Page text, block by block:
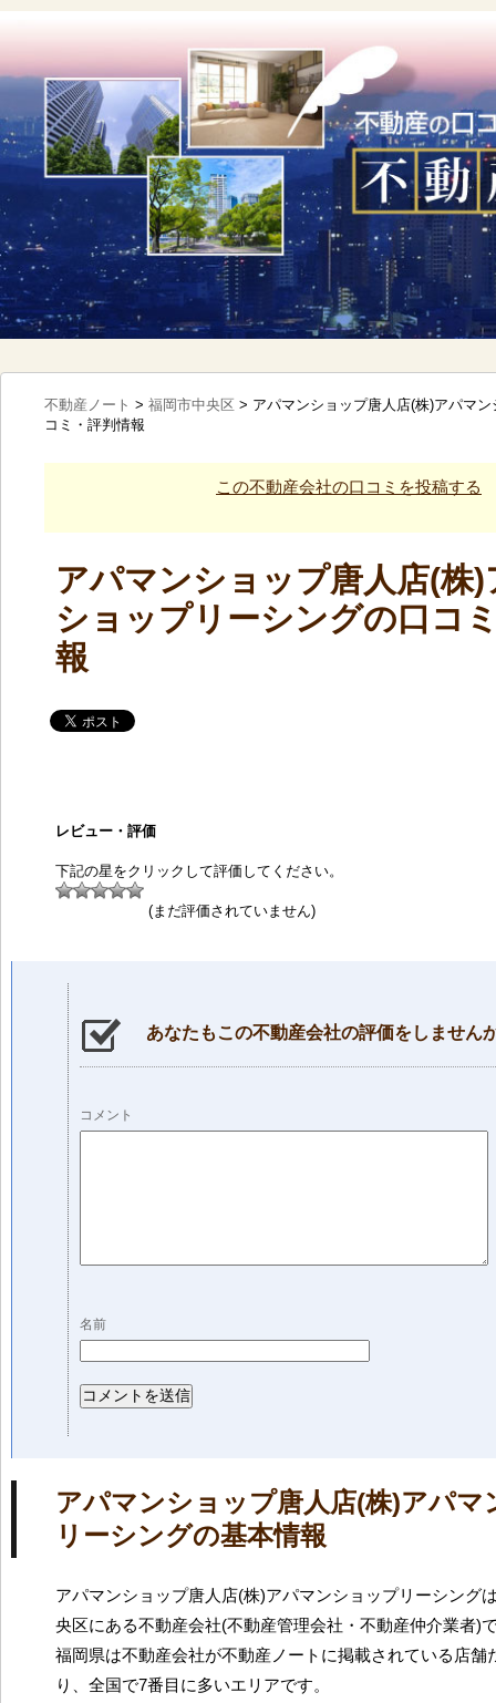
不動産ノート > 福岡市中央区 > アパマンショップ唐人店(株)アパマ
コミ・評判情報
この不動産会社の口コミを投稿する
アパマンショップ唐人店(株
ショップリーシングの口コ
報
レビュー・評価
下記の星をクリックして評価してください。
(まだ評価されていません)
あなたもこの不動産会社の評価をしません
コメント
名前
アパマンショップ唐人店(株)アパマ
リーシングの基本情報
アパマンショップ唐人店(株)アパマンショップリーシング
央区にある不動産会社(不動産管理会社・不動産仲介業者)
福岡県は不動産会社が不動産ノートに掲載されている店舗
り、全国で7番目に多いエリアです。